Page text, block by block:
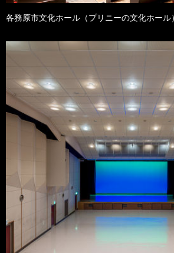
各務原市文化ホール（プリニーの文化ホール）